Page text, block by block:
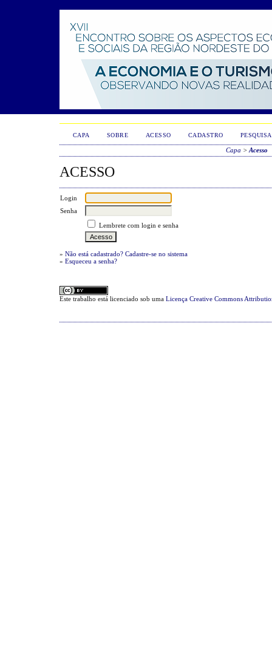
CAPA SOBRE ACESSO CADASTRO PESQUISA
Capa >Acesso
ACESSO
Login
Senha
Lembrete com login e senha
» Não está cadastrado? Cadastre-se no sistema
» Esqueceu a senha?
Este trabalho está licenciado sob uma Licença Creative Commons